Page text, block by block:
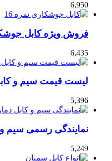
6,950
فروش ویژه کابل
6,435
لیست قیمت سیم و
5,396
نمایندگی رسمی سیم و
5,249